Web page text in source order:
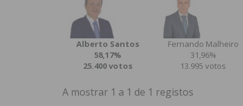
Alberto Santos
58,17%
25.400 votos
Fernando Malheiro
31,96%
13.995 votos
A mostrar 1 a 1 de 1 registos